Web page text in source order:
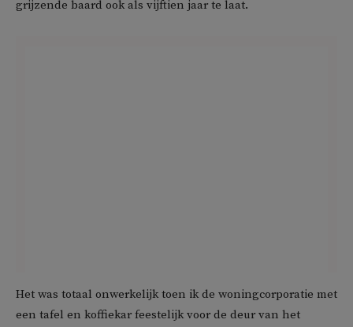
grijzende baard ook als vijftien jaar te laat.
Het was totaal onwerkelijk toen ik de woningcorporatie met
een tafel en koffiekar feestelijk voor de deur van het